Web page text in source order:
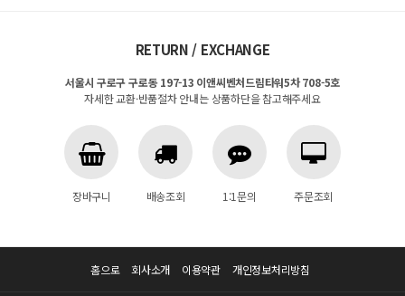
RETURN / EXCHANGE
서울시 구로구 구로동 197-13 이앤씨벤처드림타워5차 708-5호
자세한 교환·반품절차 안내는 상품하단을 참고해주세요
장바구니 배송조회 1:1문의 주문조회
홈으로 회사소개 이용약관 개인정보처리방침